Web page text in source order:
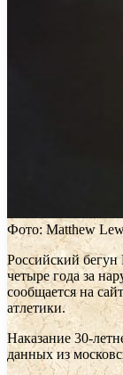
Фото: Matthew
Российский
четыре года за
сообщается на
атлетики.
Наказание 30-
данных из